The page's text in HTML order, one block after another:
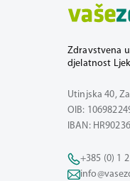
Zdravstvena
djelatnost
Utinjska 40,
OIB:
IBAN:
+385 (0) 1